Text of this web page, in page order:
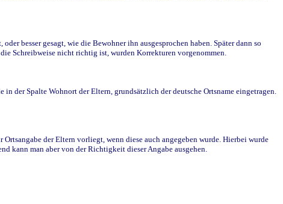
besser gesagt, wie die Bewohner ihn ausgesprochen haben. Später dann so
Schreibweise nicht richtig ist, wurden Korrekturen vorgenommen.
der Spalte Wohnort der Eltern, grundsätzlich der deutsche Ortsname eingetragen.
der Eltern vorliegt, wenn diese auch angegeben wurde. Hierbei wurde
kann man aber von der Richtigkeit dieser Angabe ausgehen.